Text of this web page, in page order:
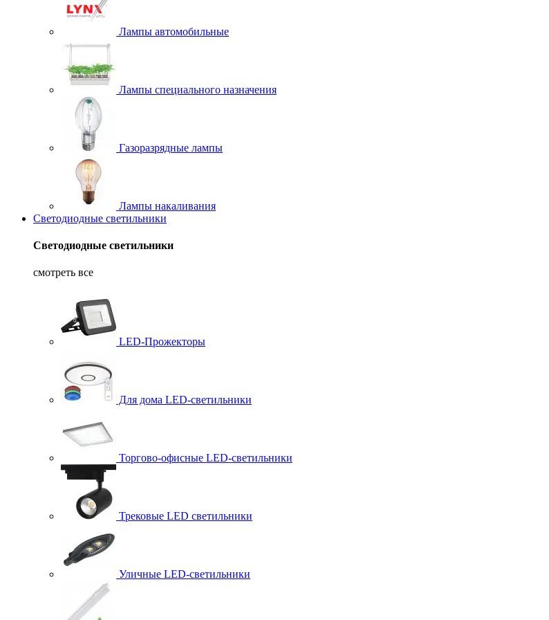
Лампы автомобильные
Лампы специального назначения
Газоразрядные лампы
Лампы накаливания
Светодиодные светильники
Светодиодные светильники
смотреть все
LED-Прожекторы
Для дома LED-светильники
Торгово-офисные LED-светильники
Трековые LED светильники
Уличные LED-светильники